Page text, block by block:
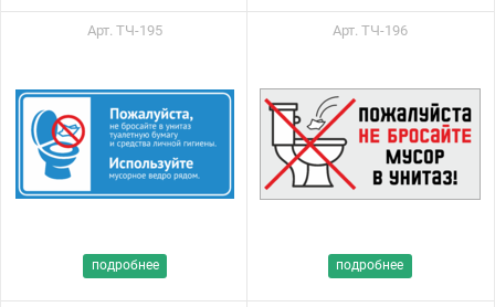
Арт. ТЧ-195
подробнее
Арт. ТЧ-196
подробнее